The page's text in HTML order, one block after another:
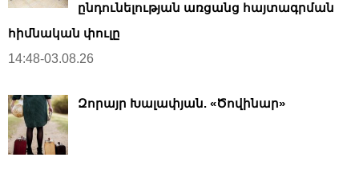
ընդունելության առցանց հայտագրման
հիմնական փուլը
14:48-03.08.26
Զորայր Խալափյան. «Ծովինար»